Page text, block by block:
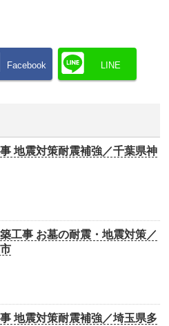
Facebook LINE
地震対策耐震補強／千葉県神
工事 お墓の耐震・地震対策／
地震対策耐震補強／埼玉県多